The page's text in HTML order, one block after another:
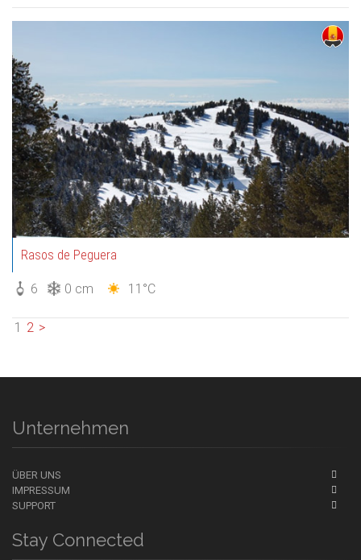
Rasos de Peguera
6 0 cm 11°C
1 2 >
Unternehmen
ÜBER UNS
IMPRESSUM
SUPPORT
Stay Connected